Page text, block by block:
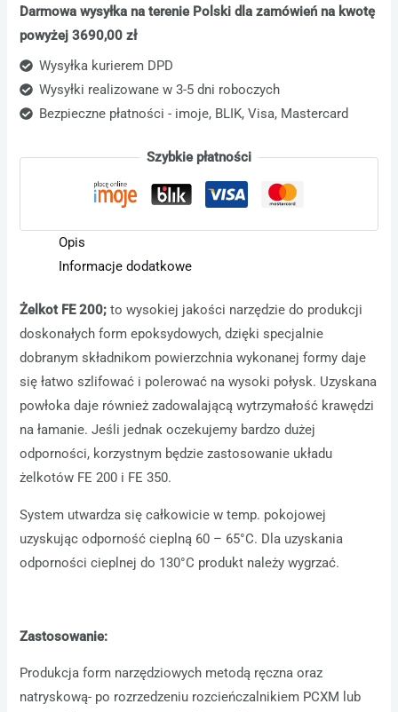
Darmowa wysyłka na terenie Polski dla zamówień na kwotę
powyżej 3690,00 zł
Wysyłka kurierem DPD
Wysyłki realizowane w 3-5 dni roboczych
Bezpieczne płatności - imoje, BLIK, Visa, Mastercard
Szybkie płatności
Opis
Informacje dodatkowe
Żelkot FE 200;to wysokiej jakości narzędzie do produkcji
doskonałych form epoksydowych, dzięki specjalnie
dobranym składnikom powierzchnia wykonanej formy daje
się łatwo szlifować i polerować na wysoki połysk. Uzyskana
powłoka daje również zadowalającą wytrzymałość krawędzi
na łamanie. Jeśli jednak oczekujemy bardzo dużej
odporności, korzystnym będzie zastosowanie układu
żelkotów FE 200 i FE 350.
System utwardza się całkowicie w temp. pokojowej
uzyskując odporność cieplną 60 – 65°C. Dla uzyskania
odporności cieplnej do 130°C produkt należy wygrzać.
Zastosowanie:
Produkcja form narzędziowych metodą ręczna oraz
natryskową- po rozrzedzeniu rozcieńczalnikiem PCXM lub